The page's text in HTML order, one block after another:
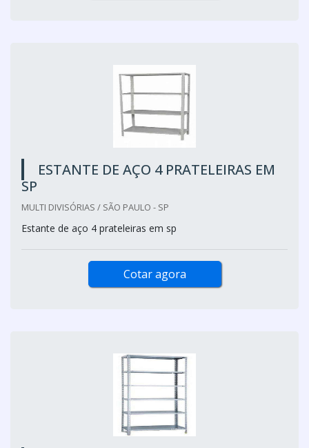
ESTANTE DE AÇO 4 PRATELEIRAS EM
SP
MULTI DIVISÓRIAS / SÃO PAULO - SP
Estante de aço 4 prateleiras em sp
Cotar agora